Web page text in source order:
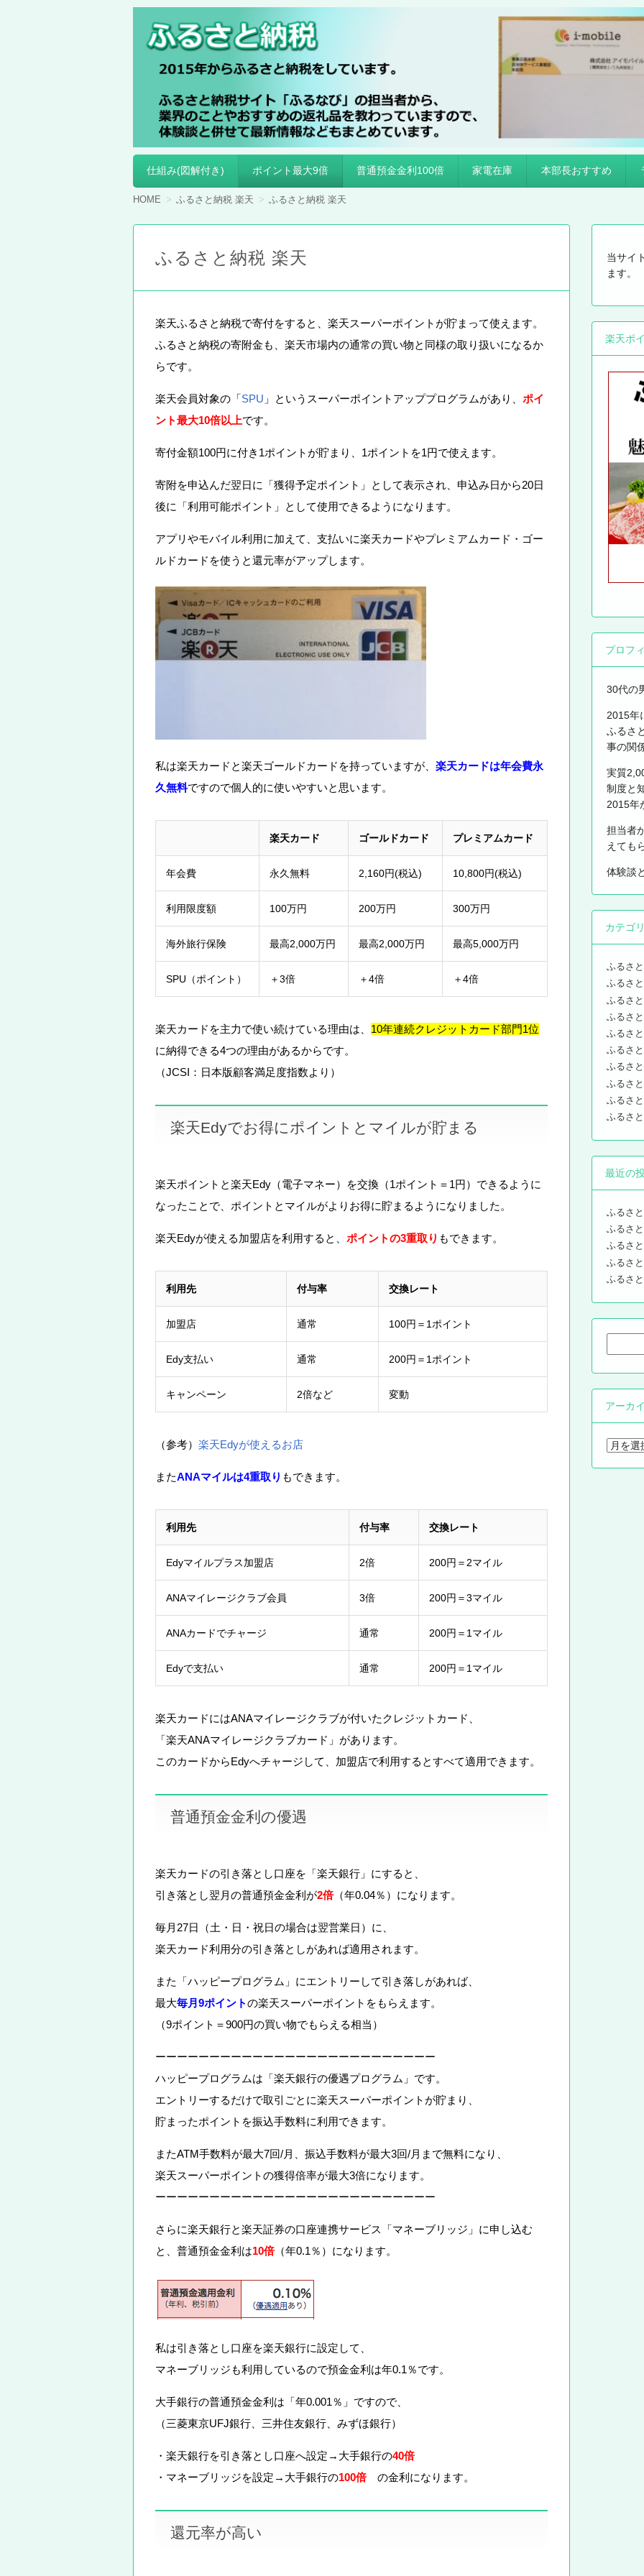
ふるさと納税
コ
ン
テ
ツ
動
仕組み(図解付き) ポイント最大9倍 普通預金金利100倍 家電在庫 本部長おすすめ
HOME ふるさと納税 楽天 ふるさと納税 楽天
ふるさと納税 楽天
楽天ふるさと納税で寄付をすると、楽天スーパーポイントが貯まって使えます。
ふるさと納税の寄附金も、楽天市場内の通常の買い物と同様の取り扱いになるか
らです。
楽天会員対象の「SPU 」というスーパーポイントアッププログラムがあり、 ポイ
ント最大10倍以上です。
寄付金額100円に付き1ポイントが貯まり、1ポイントを1円で使えます。
寄附を申込んだ翌日に「獲得予定ポイント」として表示され、申込み日から20日
後に「利用可能ポイント」として使用できるようになります。
アプリやモバイル利用に加えて、支払いに楽天カードやプレミアムカード・ゴー
ルドカードを使うと還元率がアップします。
私は楽天カードと楽天ゴールドカードを持っていますが、 楽天カードは年会費永
久無料ですので個人的に使いやすいと思います。
楽天カード ゴールドカード プレミアムカード
年会費 永久無料 2,160円(税込) 10,800円(税込)
利用限度額 100万円 200万円 300万円
海外旅行保険 最高2,000万円 最高2,000万円 最高5,000万円
SPU（ポイント） ＋3倍 ＋4倍 ＋4倍
楽天カードを主力で使い続けている理由は、 10年連続クレジットカード部門1位
に納得できる4つの理由があるからです。
（JCSI：日本版顧客満足度指数より）
楽天Edyでお得にポイントとマイルが貯まる
楽天ポイントと楽天Edy（電子マネー）を交換（1ポイント＝1円）できるように
なったことで、ポイントとマイルがよりお得に貯まるようになりました。
楽天Edyが使える加盟店を利用すると、 ポイントの3重取り もできます。
利用先 付与率 交換レート
加盟店 通常 100円＝1ポイント
Edy支払い 通常 200円＝1ポイント
キャンペーン 2倍など 変動
（参考） 楽天Edyが使えるお店
またANAマイルは4重取り もできます。
利用先 付与率 交換レート
Edyマイルプラス加盟店 2倍 200円＝2マイル
ANAマイレージクラブ会員 3倍 200円＝3マイル
ANAカードでチャージ 通常 200円＝1マイル
Edyで支払い 通常 200円＝1マイル
楽天カードにはANAマイレージクラブが付いたクレジットカード、
「楽天ANAマイレージクラブカード」があります。
このカードからEdyへチャージして、加盟店で利用するとすべて適用できます。
普通預金金利の優遇
楽天カードの引き落とし口座を「楽天銀行」にすると、
引き落とし翌月の普通預金金利が2倍（年0.04％）になります。
毎月27日（土・日・祝日の場合は翌営業日）に、
楽天カード利用分の引き落としがあれば適用されます。
また「ハッピープログラム」にエントリーして引き落しがあれば、
最大毎月9ポイントの楽天スーパーポイントをもらえます。
（9ポイント＝900円の買い物でもらえる相当）
ーーーーーーーーーーーーーーーーーーーーーーーーーー
ハッピープログラムは「楽天銀行の優遇プログラム」です。
エントリーするだけで取引ごとに楽天スーパーポイントが貯まり、
貯まったポイントを振込手数料に利用できます。
またATM手数料が最大7回/月、振込手数料が最大3回/月まで無料になり、
楽天スーパーポイントの獲得倍率が最大3倍になります。
ーーーーーーーーーーーーーーーーーーーーーーーーーー
さらに楽天銀行と楽天証券の口座連携サービス「マネーブリッジ」に申し込む
と、普通預金金利は10倍（年0.1％）になります。
私は引き落とし口座を楽天銀行に設定して、
マネーブリッジも利用しているので預金金利は年0.1％です。
大手銀行の普通預金金利は「年0.001％」ですので、
（三菱東京UFJ銀行、三井住友銀行、みずほ銀行）
・楽天銀行を引き落とし口座へ設定→大手銀行の40倍
・マネーブリッジを設定→大手銀行の100倍の金利になります。
還元率が高い
当サイ
ます。
楽天ポ
プロフ
30代の
2015年
ふるさ
事の関
実質
制度と
2015年
担当者
えても
体験談
カテゴ
ふるさ
ふるさ
ふるさ
ふるさ
ふるさ
ふるさ
ふるさ
ふるさ
ふるさ
ふるさ
最近の
ふるさ
ふるさ
ふるさ
ふるさ
ふるさ
索:
アーカ
ア